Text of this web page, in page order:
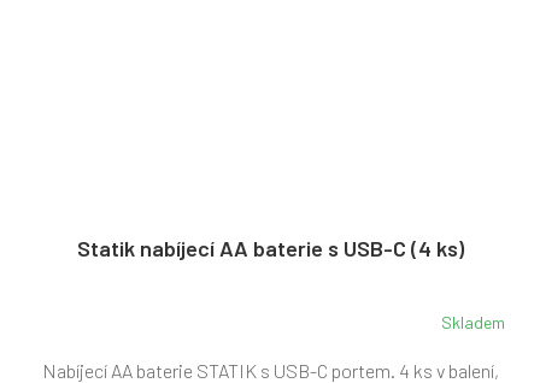
Statik nabíjecí AA baterie s USB-C (4 ks)
Skladem
Nabíjecí AA baterie STATIK s USB-C portem. 4 ks v balení,